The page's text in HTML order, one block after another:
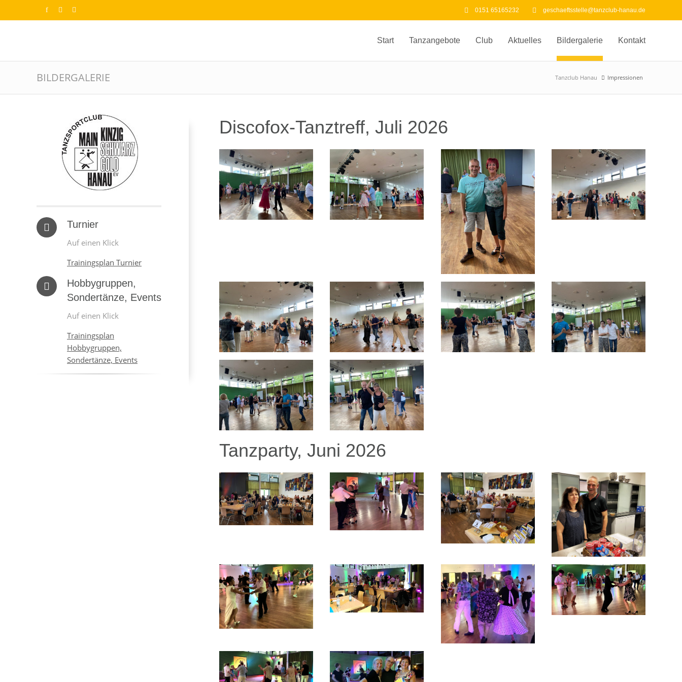
0151 65165232 geschaeftsstelle@tanzclub-hanau.de
Start Tanzangebote Club Aktuelles Bildergalerie Kontakt
Tanzclub Hanau Impressionen
BILDERGALERIE
Turnier
Auf einen Klick
Trainingsplan Turnier
Hobbygruppen,
Sondertänze, Events
Auf einen Klick
Trainingsplan
Hobbygruppen,
Sondertänze, Events
Discofox-Tanztreff, Juli 2026
Tanzparty, Juni 2026